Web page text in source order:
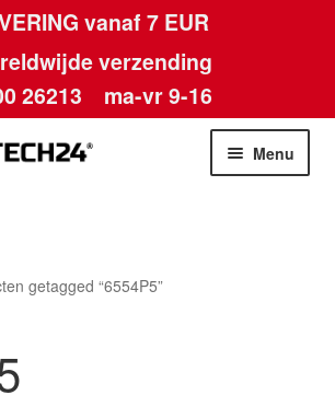
vanaf 7 EUR
verzending
26213 ma-vr 9-16
Menu
getagged “6554P5”